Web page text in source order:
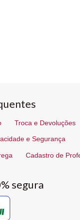
Troca e Devoluções
e Segurança
Cadastro de
segura